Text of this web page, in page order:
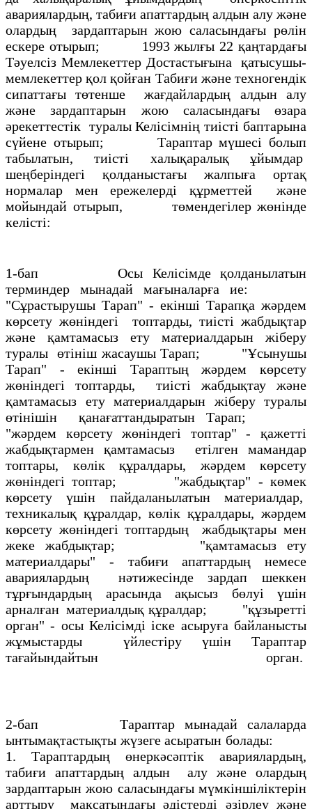
авариялардың, табиғи апаттардың алдын алу және
олардың зардаптарын жою саласындағы рөлін
ескере отырып; 1993 жылғы 22 қаңтардағы
Тәуелсіз Мемлекеттер Достастығына қатысушы-
мемлекеттер қол қойған Табиғи және техногендік
сипаттағы төтенше жағдайлардың алдын алу
және зардаптарын жою саласындағы өзара
әрекеттестік туралы Келісімнің тиісті баптарына
сүйене отырып; Тараптар мүшесі болып
табылатын, тиісті халықаралық ұйымдар
шеңберіндегі қолданыстағы жалпыға ортақ
нормалар мен ережелерді құрметтей және
мойындай отырып, төмендегілер жөнінде
келісті:
1-бап Осы Келісімде қолданылатын
терминдер мынадай мағыналарға ие:
"Сұрастырушы Тарап" - екінші Тарапқа жәрдем
көрсету жөніндегі топтарды, тиісті жабдықтар
және қамтамасыз ету материалдарын жіберу
туралы өтініш жасаушы Тарап; "Ұсынушы
Тарап" - екінші Тараптың жәрдем көрсету
жөніндегі топтарды, тиісті жабдықтау және
қамтамасыз ету материалдарын жіберу туралы
өтінішін қанағаттандыратын Тарап;
"жәрдем көрсету жөніндегі топтар" - қажетті
жабдықтармен қамтамасыз етілген мамандар
топтары, көлік құралдары, жәрдем көрсету
жөніндегі топтар; "жабдықтар" - көмек
көрсету үшін пайдаланылатын материалдар,
техникалық құралдар, көлік құралдары, жәрдем
көрсету жөніндегі топтардың жабдықтары мен
жеке жабдықтар; "қамтамасыз ету
материалдары" - табиғи апаттардың немесе
авариялардың нәтижесінде зардап шеккен
тұрғындардың арасында ақысыз бөлуі үшін
арналған материалдық құралдар; "құзыретті
орган" - осы Келісімді іске асыруға байланысты
жұмыстарды үйлестіру үшін Тараптар
тағайындайтын орган.
2-бап Тараптар мынадай салаларда
ынтымақтастықты жүзеге асыратын болады:
1. Тараптардың өнеркәсәптік авариялардың,
табиғи апаттардың алдын алу және олардың
зардаптарын жою саласындағы мүмкіншіліктерін
арттыру мақсатындағы әдістерді әзірлеу және